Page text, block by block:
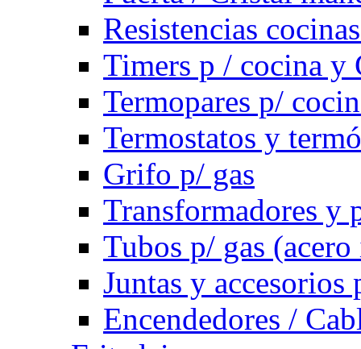
Resistencias
Timers p / cocina y
Termopares p/
Termostatos y
Grifo p/ gas
Transformadores y
Tubos p/ gas
Juntas y accesorios
Encendedores /